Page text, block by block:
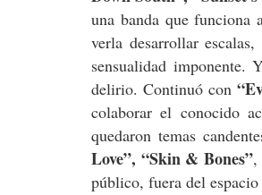
una banda que
verla desarrollar
sensualidad imponente.
delirio. Continuó con
colaborar el conocido
quedaron temas
Love”, “Skin & Bones”,
público, fuera del espacio